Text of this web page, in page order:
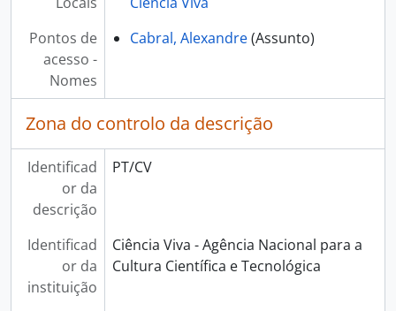
Pontos de
acesso -
Nomes
Cabral, Alexandre(Assunto)
Zona do controlo da descrição
Identificad
or da
descrição
PT/CV
Identificad
or da
instituição
Ciência Viva - Agência Nacional para a
Cultura Científica e Tecnológica